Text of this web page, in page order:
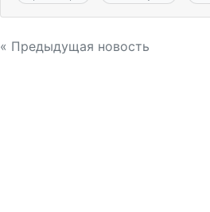
Навигация
« Предыдущая новость